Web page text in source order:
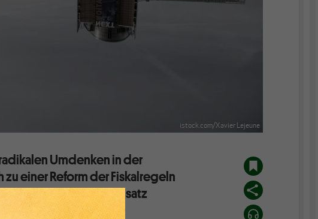
istock.com/Xavier Lejeune
Umdenken in der
einer Reform der Fiskalregeln
wieder auf ihren Einsatz